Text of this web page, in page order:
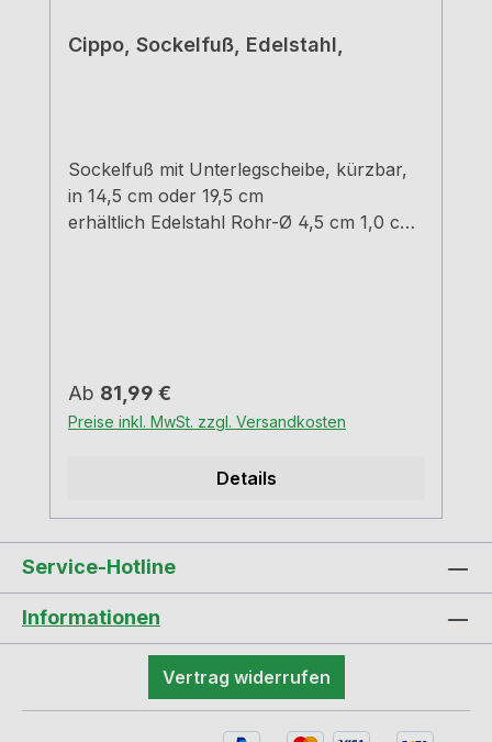
Cippo, Sockelfuß, Edelstahl,
Sockelfuß mit Unterlegscheibe, kürzbar,
in 14,5 cm oder 19,5 cm
erhältlich Edelstahl Rohr-Ø 4,5 cm 1,0 cm
Regulärer Preis:
Ab 81,99 €
Preise inkl. MwSt. zzgl. Versandkosten
Details
Service-Hotline
Informationen
Vertrag widerrufen